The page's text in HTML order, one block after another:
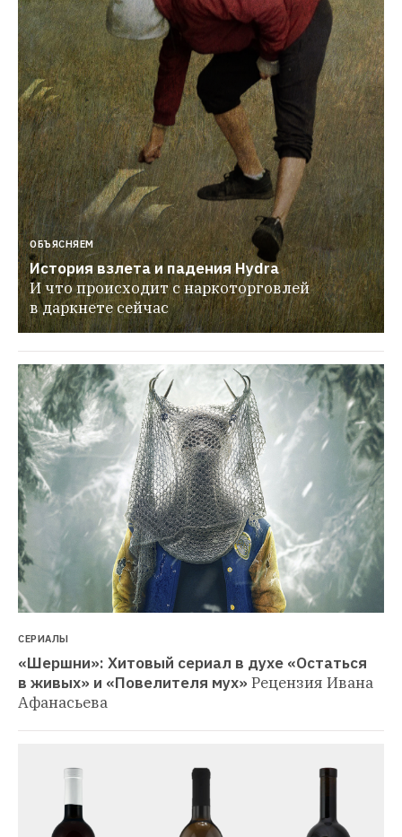
ОБЪЯСНЯЕМ
История взлета и падения Hydra
И что происходит с наркоторговлей
в даркнете сейчас
СЕРИАЛЫ
«Шершни»: Хитовый сериал в духе «Остаться
в живых» и «Повелителя мух» Рецензия Ивана
Афанасьева